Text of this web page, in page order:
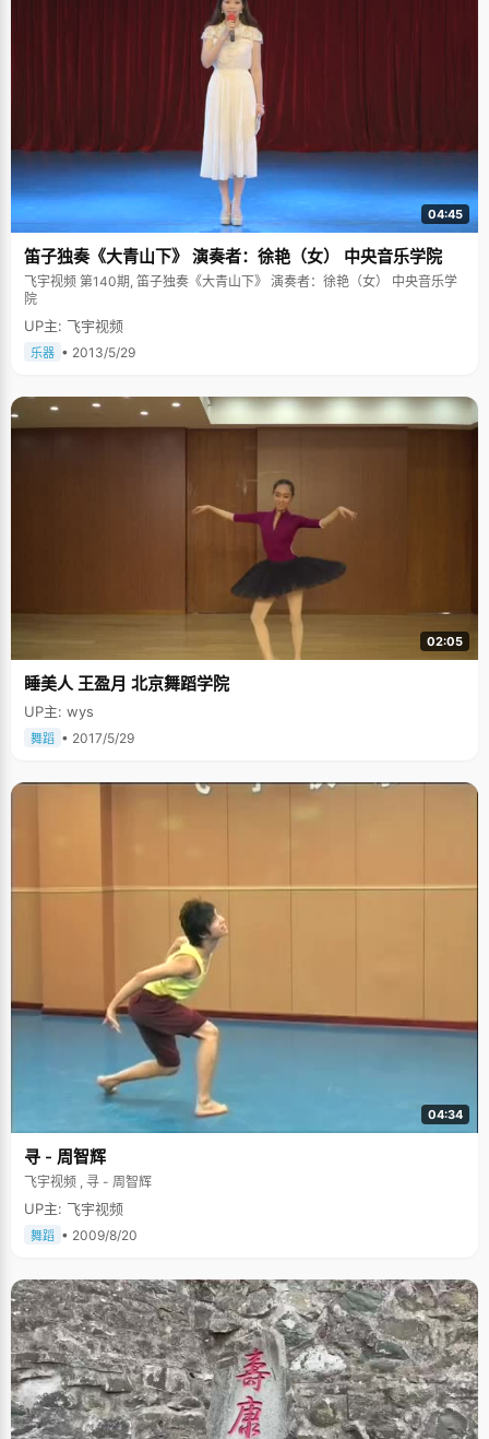
04:45
笛子独奏《大青山下》 演奏者：徐艳（女） 中央音乐学院
飞宇视频 第140期, 笛子独奏《大青山下》 演奏者：徐艳（女） 中央音乐学
院
UP主: 飞宇视频
乐器 • 2013/5/29
02:05
睡美人 王盈月 北京舞蹈学院
UP主: wys
舞蹈 • 2017/5/29
04:34
寻 - 周智辉
飞宇视频 , 寻 - 周智辉
UP主: 飞宇视频
舞蹈 • 2009/8/20